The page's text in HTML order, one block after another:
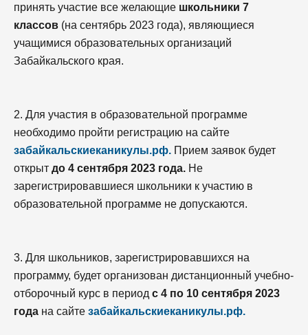
принять участие все желающие школьники 7
классов (на сентябрь 2023 года), являющиеся
учащимися образовательных организаций
Забайкальского края.
2. Для участия в образовательной программе
необходимо пройти регистрацию на сайте
забайкальскиеканикулы.рф. Прием заявок будет
открыт до 4 сентября 2023 года. Не
зарегистрировавшиеся школьники к участию в
образовательной программе не допускаются.
3. Для школьников, зарегистрировавшихся на
программу, будет организован дистанционный учебно-
отборочный курс в период с 4 по 10 сентября 2023
года на сайте забайкальскиеканикулы.рф.